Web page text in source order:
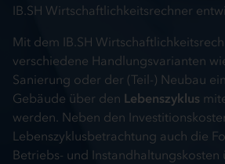
IB.SH Wirtschaftlichkeitsrechner
Mit dem IB.SH
verschiedene Handlungsvarianten
Sanierung oder der (Teil-) Neubau
Gebäude über den Lebenszyklus
werden. Neben den
Lebenszyklusbetrachtung auch die
Betriebs- und